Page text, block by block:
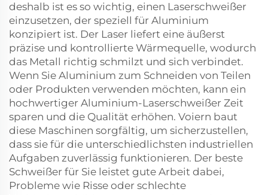
deshalb ist es so wichtig, einen Laserschweißer
einzusetzen, der speziell für Aluminium
konzipiert ist. Der Laser liefert eine äußerst
präzise und kontrollierte Wärmequelle, wodurch
das Metall richtig schmilzt und sich verbindet.
Wenn Sie Aluminium zum Schneiden von Teilen
oder Produkten verwenden möchten, kann ein
hochwertiger Aluminium-Laserschweißer Zeit
sparen und die Qualität erhöhen. Voiern baut
diese Maschinen sorgfältig, um sicherzustellen,
dass sie für die unterschiedlichsten industriellen
Aufgaben zuverlässig funktionieren. Der beste
Schweißer für Sie leistet gute Arbeit dabei,
Probleme wie Risse oder schlechte